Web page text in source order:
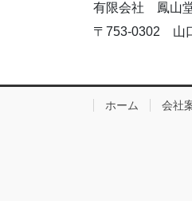
有限会社 鳳山
〒753-0302 山
ホーム 会社